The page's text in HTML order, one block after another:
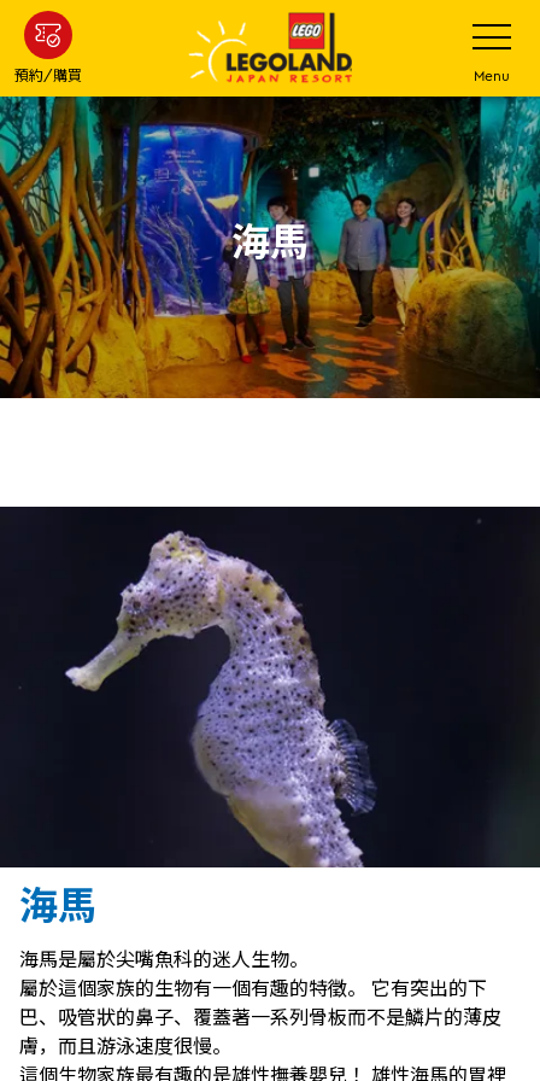
步
主
要
內
容
預約/購買
打
開
網
站
菜
單
Menu
海馬
海馬
海馬是屬於尖嘴魚科的迷人生物。
屬於這個家族的生物有一個有趣的特徵。 它有突出的下
巴、吸管狀的鼻子、覆蓋著一系列骨板而不是鱗片的薄皮
膚，而且游泳速度很慢。
這個生物家族最有趣的是雄性撫養嬰兒！ 雄性海馬的胃裡